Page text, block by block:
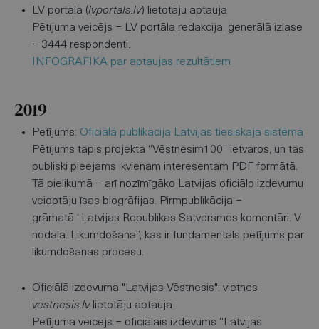
LV portāla (lvportals.lv) lietotāju aptauja
Pētījuma veicējs − LV portāla redakcija, ģenerālā izlase
− 3444 respondenti.
INFOGRAFIKA par aptaujas rezultātiem
2019
Pētījums: Oficiālā publikācija Latvijas tiesiskajā sistēmā
Pētījums tapis projekta “Vēstnesim100” ietvaros, un tas
publiski pieejams ikvienam interesentam PDF formātā.
Tā pielikumā − arī nozīmīgāko Latvijas oficiālo izdevumu
veidotāju īsas biogrāfijas. Pirmpublikācija −
grāmatā “Latvijas Republikas Satversmes komentāri. V
nodaļa. Likumdošana”, kas ir fundamentāls pētījums par
likumdošanas procesu.
Oficiālā izdevuma "Latvijas Vēstnesis": vietnes
vestnesis.lvlietotāju aptauja
Pētījuma veicējs − oficiālais izdevums “Latvijas